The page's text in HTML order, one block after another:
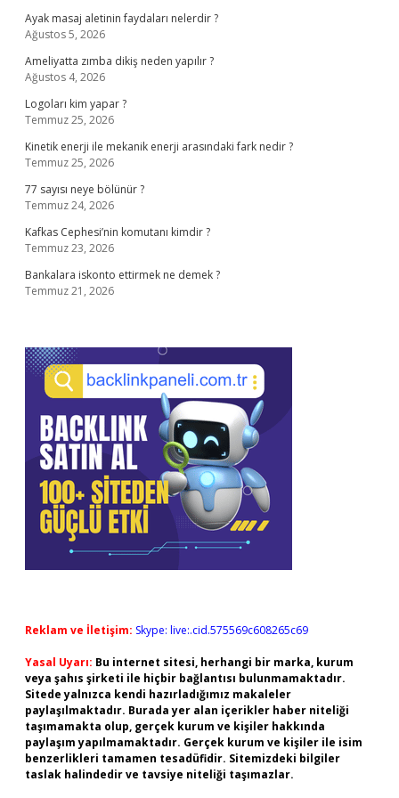
Ayak masaj aletinin faydaları nelerdir ?
Ağustos 5, 2026
Ameliyatta zımba dikiş neden yapılır ?
Ağustos 4, 2026
Logoları kim yapar ?
Temmuz 25, 2026
Kinetik enerji ile mekanik enerji arasındaki fark nedir ?
Temmuz 25, 2026
77 sayısı neye bölünür ?
Temmuz 24, 2026
Kafkas Cephesi’nin komutanı kimdir ?
Temmuz 23, 2026
Bankalara iskonto ettirmek ne demek ?
Temmuz 21, 2026
Reklam ve İletişim: Skype: live:.cid.575569c608265c69
Yasal Uyarı: Bu internet sitesi, herhangi bir marka, kurum
veya şahıs şirketi ile hiçbir bağlantısı bulunmamaktadır.
Sitede yalnızca kendi hazırladığımız makaleler
paylaşılmaktadır. Burada yer alan içerikler haber niteliği
taşımamakta olup, gerçek kurum ve kişiler hakkında
paylaşım yapılmamaktadır. Gerçek kurum ve kişiler ile isim
benzerlikleri tamamen tesadüfidir. Sitemizdeki bilgiler
taslak halindedir ve tavsiye niteliği taşımazlar.